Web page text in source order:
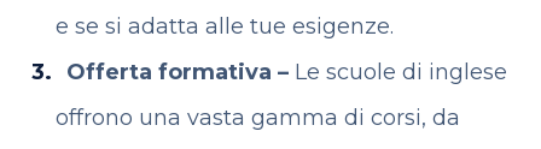
e se si adatta alle tue esigenze.
Offerta formativa – Le scuole di inglese
offrono una vasta gamma di corsi, da